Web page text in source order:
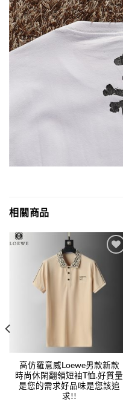
相關商品
wishlist
高仿羅意威Loewe男款新款
時尚休閑翻領短袖T恤.好質量
是您的需求好品味是您該追
求!!